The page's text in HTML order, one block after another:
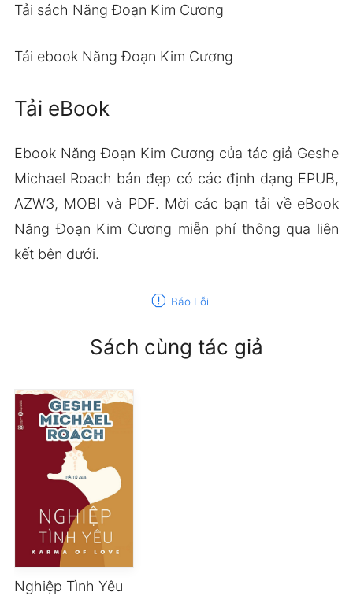
Tải sách Năng Đoạn Kim Cương
Tải ebook Năng Đoạn Kim Cương
Tải eBook
Ebook Năng Đoạn Kim Cương của tác giả Geshe
Michael Roach bản đẹp có các định dạng EPUB,
AZW3, MOBI và PDF. Mời các bạn tải về eBook
Năng Đoạn Kim Cương miễn phí thông qua liên
kết bên dưới.
report Báo Lỗi
Sách cùng tác giả
Nghiệp Tình Yêu